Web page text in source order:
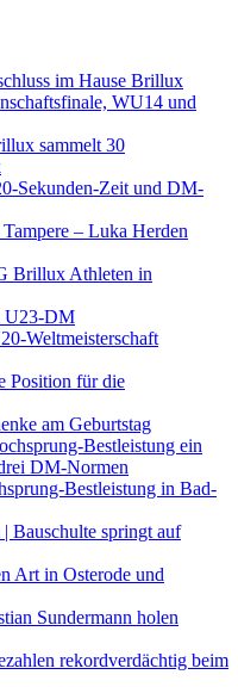
im Hause Brillux
WU14 und
sammelt 30
Sekunden-Zeit und DM-
– Luka Herden
Brillux Athleten in
U23-DM
Weltmeisterschaft
Position für die
am Geburtstag
Bestleistung ein
DM-Normen
Bestleistung in Bad-
Bauschulte springt auf
Art in Osterode und
Sundermann holen
rekordverdächtig beim